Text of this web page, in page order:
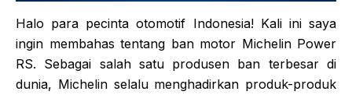
Halo para pecinta otomotif Indonesia! Kali ini saya
ingin membahas tentang ban motor Michelin Power
RS. Sebagai salah satu produsen ban terbesar di
dunia, Michelin selalu menghadirkan produk-produk